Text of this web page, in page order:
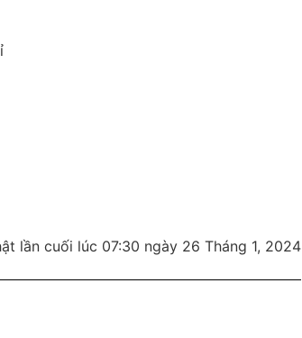
lần cuối lúc 07:30 ngày 26 Tháng 1, 2024